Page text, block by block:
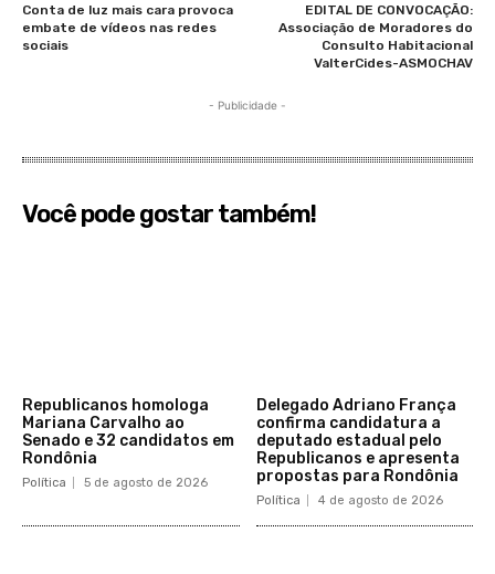
Conta de luz mais cara provoca
embate de vídeos nas redes
sociais
EDITAL DE CONVOCAÇÃO:
Associação de Moradores do
Consulto Habitacional
ValterCides-ASMOCHAV
- Publicidade -
Você pode gostar também!
Republicanos homologa
Mariana Carvalho ao
Senado e 32 candidatos em
Rondônia
Política 5 de agosto de 2026
Delegado Adriano França
confirma candidatura a
deputado estadual pelo
Republicanos e apresenta
propostas para Rondônia
Política 4 de agosto de 2026